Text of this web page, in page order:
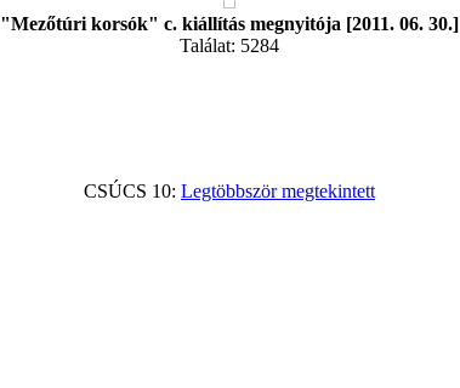
"Mezőtúri korsók" c. kiállítás megnyitója [2011. 06. 30.]
Találat: 5284
CSÚCS 10: Legtöbbször megtekintett